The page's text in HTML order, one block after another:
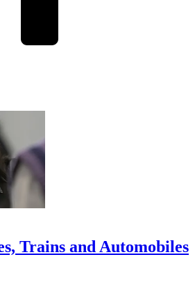
Trains and Automobiles